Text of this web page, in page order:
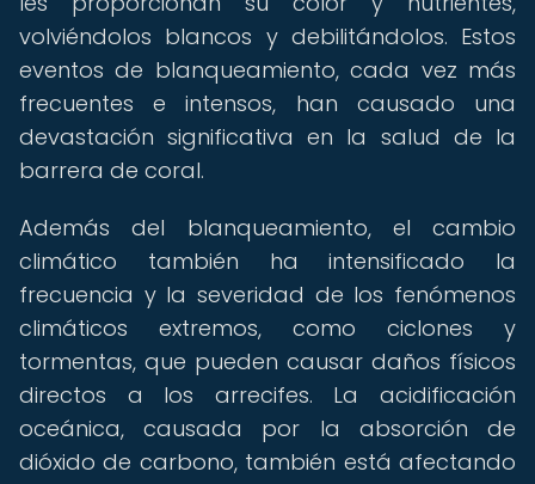
volviéndolos blancos y debilitándolos. Estos
eventos de blanqueamiento, cada vez más
frecuentes e intensos, han causado una
devastación significativa en la salud de la
barrera de coral.
Además del blanqueamiento, el cambio
climático también ha intensificado la
frecuencia y la severidad de los fenómenos
climáticos extremos, como ciclones y
tormentas, que pueden causar daños físicos
directos a los arrecifes. La acidificación
oceánica, causada por la absorción de
dióxido de carbono, también está afectando